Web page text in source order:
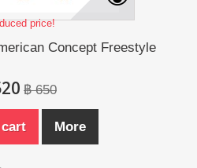
price!
Concept Freestyle
฿ 650
More